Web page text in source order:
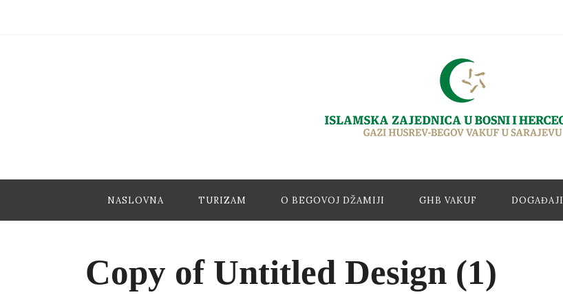
NASLOVNA TURIZAM O BEGOVOJ DŽAMIJI GHB VAKUF DOGAĐAJI
Copy of Untitled Design (1)